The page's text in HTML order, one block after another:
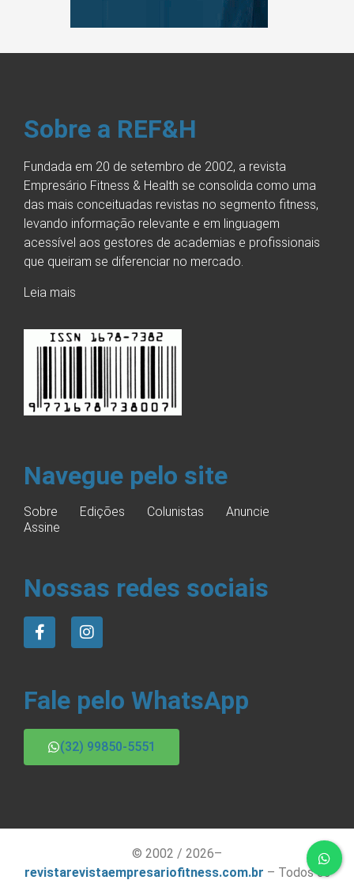
Sobre a REF&H
Fundada em 20 de setembro de 2002, a revista
Empresário Fitness & Health se consolida como uma
das mais conceituadas revistas no segmento fitness,
levando informação relevante e em linguagem
acessível aos gestores de academias e profissionais
que queiram se diferenciar no mercado.
Leia mais
Navegue pelo site
Sobre Edições Colunistas
Anuncie
Assine
Nossas redes sociais
Fale pelo WhatsApp
(32) 99850-5551
© 2002 / 2026–
revistarevistaempresariofitness.com.br – Todos os